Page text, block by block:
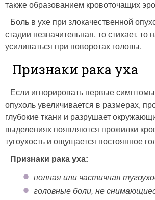
также образованием кровоточащих
Боль в ухе при злокачественной
стадии незначительная, то стихает, то
усиливаться при поворотах головы.
Признаки рака уха
Если игнорировать первые симптомы
опухоль увеличивается в размерах,
глубокие ткани и разрушает
выделениях появляются прожилки
тугоухость и ощущается постоянное
Признаки рака уха:
полная или частичная
головные боли, не